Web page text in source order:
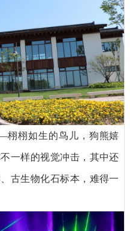
栩如生的鸟儿，狗熊嬉
一样的视觉冲击，其中还
古生物化石标本，难得一